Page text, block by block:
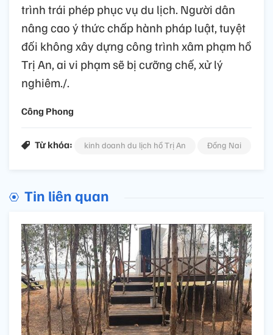
trình trái phép phục vụ du lịch. Người dân
nâng cao ý thức chấp hành pháp luật, tuyệt
đối không xây dựng công trình xâm phạm hồ
Trị An, ai vi phạm sẽ bị cưỡng chế, xử lý
nghiêm./.
Công Phong
Từ khóa: kinh doanh du lịch hồ Trị An Đồng Nai
Tin liên quan